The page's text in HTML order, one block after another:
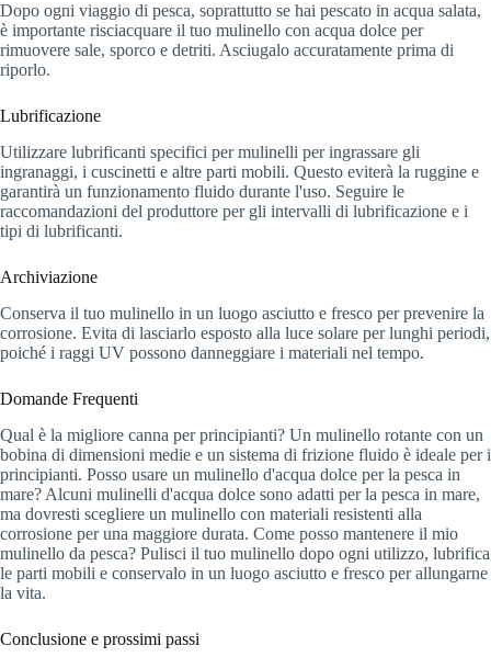
Dopo ogni viaggio di pesca, soprattutto se hai pescato in acqua salata,
è importante risciacquare il tuo mulinello con acqua dolce per
rimuovere sale, sporco e detriti. Asciugalo accuratamente prima di
riporlo.
Lubrificazione
Utilizzare lubrificanti specifici per mulinelli per ingrassare gli
ingranaggi, i cuscinetti e altre parti mobili. Questo eviterà la ruggine e
garantirà un funzionamento fluido durante l'uso. Seguire le
raccomandazioni del produttore per gli intervalli di lubrificazione e i
tipi di lubrificanti.
Archiviazione
Conserva il tuo mulinello in un luogo asciutto e fresco per prevenire la
corrosione. Evita di lasciarlo esposto alla luce solare per lunghi periodi,
poiché i raggi UV possono danneggiare i materiali nel tempo.
Domande Frequenti
Qual è la migliore canna per principianti? Un mulinello rotante con un
bobina di dimensioni medie e un sistema di frizione fluido è ideale per i
principianti. Posso usare un mulinello d'acqua dolce per la pesca in
mare? Alcuni mulinelli d'acqua dolce sono adatti per la pesca in mare,
ma dovresti scegliere un mulinello con materiali resistenti alla
corrosione per una maggiore durata. Come posso mantenere il mio
mulinello da pesca? Pulisci il tuo mulinello dopo ogni utilizzo, lubrifica
le parti mobili e conservalo in un luogo asciutto e fresco per allungarne
la vita.
Conclusione e prossimi passi